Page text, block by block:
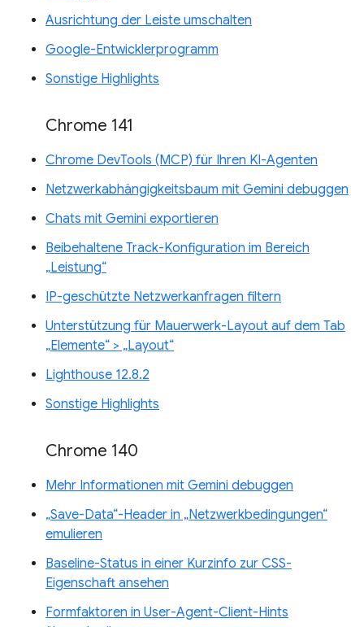
Ausrichtung der Leiste umschalten
Google-Entwicklerprogramm
Sonstige Highlights
Chrome 141
Chrome DevTools (MCP) für Ihren KI-Agenten
Netzwerkabhängigkeitsbaum mit Gemini debuggen
Chats mit Gemini exportieren
Beibehaltene Track-Konfiguration im Bereich
„Leistung“
IP-geschützte Netzwerkanfragen filtern
Unterstützung für Mauerwerk-Layout auf dem Tab
„Elemente“ > „Layout“
Lighthouse 12.8.2
Sonstige Highlights
Chrome 140
Mehr Informationen mit Gemini debuggen
„Save-Data“-Header in „Netzwerkbedingungen“
emulieren
Baseline-Status in einer Kurzinfo zur CSS-
Eigenschaft ansehen
Formfaktoren in User-Agent-Client-Hints